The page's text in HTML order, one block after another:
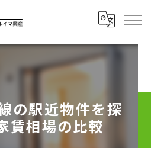
の駅近物件を探
賃相場の比較